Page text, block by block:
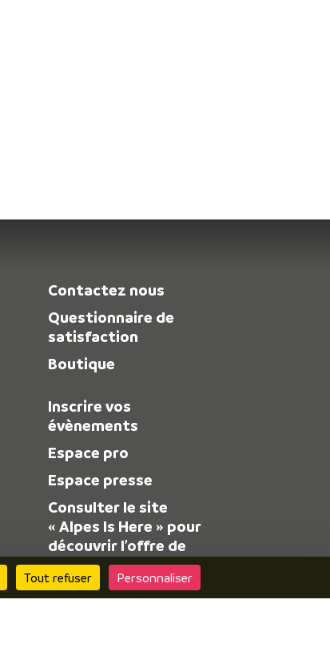
Contactez nous
Questionnaire de
satisfaction
Boutique
Inscrire vos
évènements
Espace pro
Espace presse
Consulter le site
« Alpes Is Here » pour
découvrir l’offre de
l’Isère
Tout refuser Personnaliser